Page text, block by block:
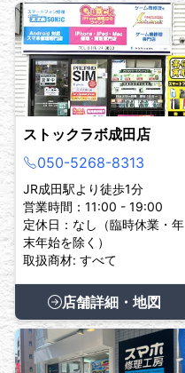
ストックラボ成田店
050-5268-8313
JR成田駅より徒歩1分
営業時間：11:00 - 19:00
定休日：なし（臨時休業・年
末年始を除く）
取扱商材: すべて
店舗詳細・地図